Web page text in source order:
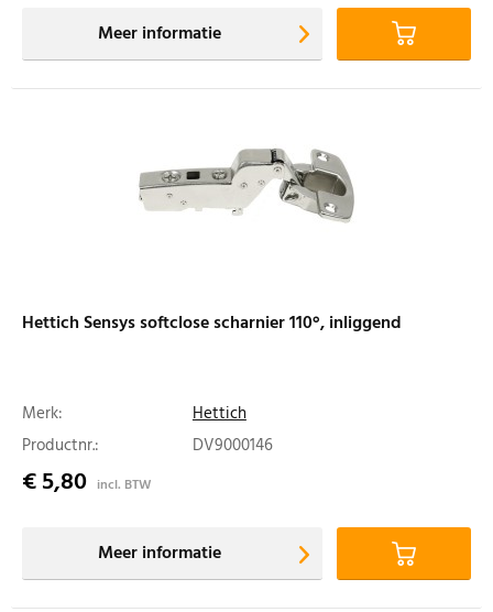
Meer informatie
Hettich Sensys softclose scharnier 110°, inliggend
Merk:
Hettich
Productnr.:
DV9000146
€ 5,80 incl. BTW
Meer informatie